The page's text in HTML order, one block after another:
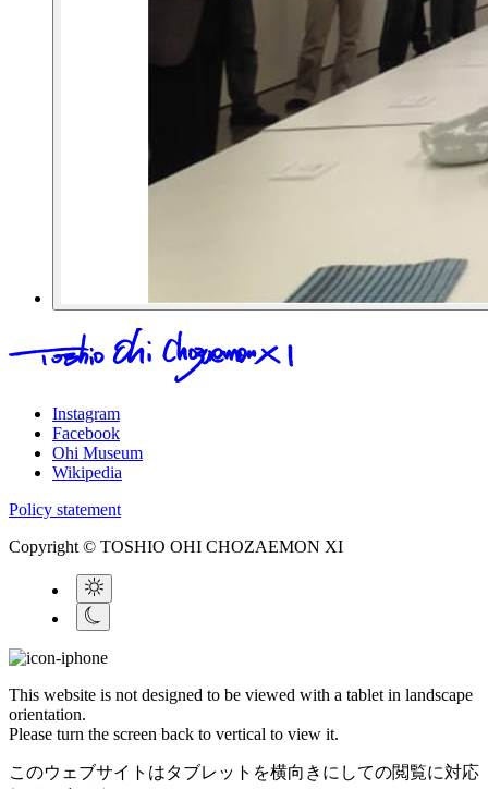
Instagram
Facebook
Ohi Museum
Wikipedia
Policy statement
Copyright © TOSHIO OHI CHOZAEMON XI
This website is not designed to be viewed with a tablet in landscape
orientation.
Please turn the screen back to vertical to view it.
このウェブサイトはタブレットを横向きにしての閲覧に対応